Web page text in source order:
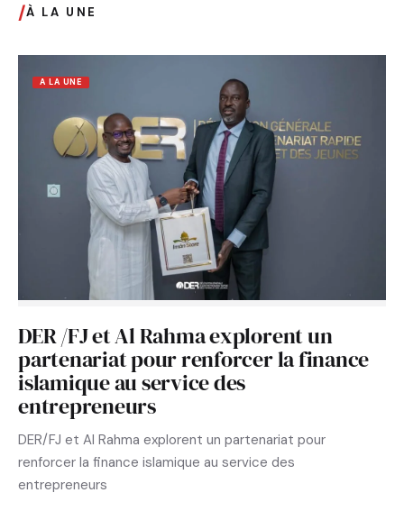
/À LA UNE
A LA UNE
DER /FJ et Al Rahma explorent un
partenariat pour renforcer la finance
islamique au service des
entrepreneurs
DER/FJ et Al Rahma explorent un partenariat pour
renforcer la finance islamique au service des
entrepreneurs